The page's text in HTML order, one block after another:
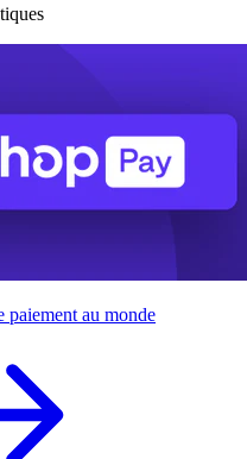
paiement au monde